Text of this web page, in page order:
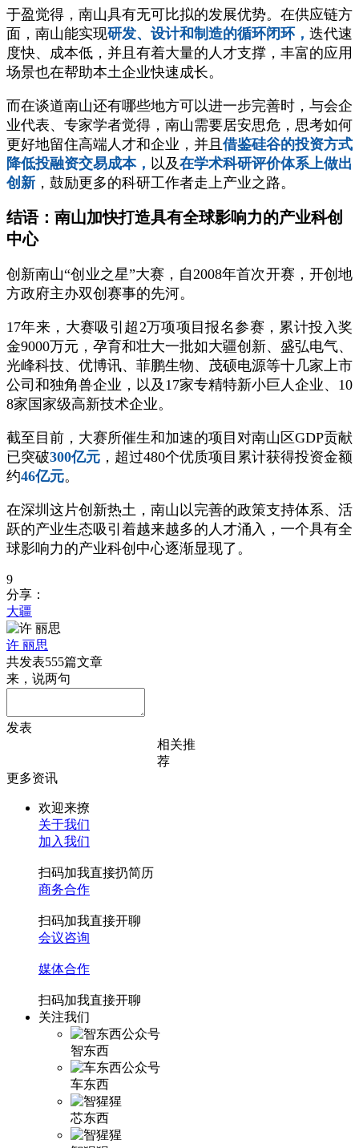
于盈觉得，南山具有无可比拟的发展优势。在供应链方
面，南山能实现研发、设计和制造的循环闭环， 迭代速
度快、成本低，并且有着大量的人才支撑，丰富的应用
场景也在帮助本土企业快速成长。
而在谈道南山还有哪些地方可以进一步完善时，与会企
业代表、专家学者觉得，南山需要居安思危，思考如何
更好地留住高端人才和企业，并且 借鉴硅谷的投资方式
降低投融资交易成本， 以及在学术科研评价体系上做出
创新 ，鼓励更多的科研工作者走上产业之路。
结语：南山加快打造具有全球影响力的产业科创
中心
创新南山“创业之星”大赛，自2008年首次开赛，开创地
方政府主办双创赛事的先河。
17年来，大赛吸引超2万项项目报名参赛，累计投入奖
金9000万元，孕育和壮大一批如大疆创新、盛弘电气、
光峰科技、优博讯、菲鹏生物、茂硕电源等十几家上市
公司和独角兽企业，以及17家专精特新小巨人企业、10
8家国家级高新技术企业。
截至目前，大赛所催生和加速的项目对南山区GDP贡献
已突破300亿元 ，超过480个优质项目累计获得投资金额
约46亿元。
在深圳这片创新热土，南山以完善的政策支持体系、活
跃的产业生态吸引着越来越多的人才涌入，一个具有全
球影响力的产业科创中心逐渐显现了。
9
分享：
大疆
许 丽思
共发表555篇文章
来，说两句
发表
相关推
荐
更多资讯
欢迎来撩
关于我们
加入我们
扫码加我直接扔简历
商务合作
扫码加我直接开聊
会议咨询
媒体合作
扫码加我直接开聊
关注我们
智东西
车东西
芯东西